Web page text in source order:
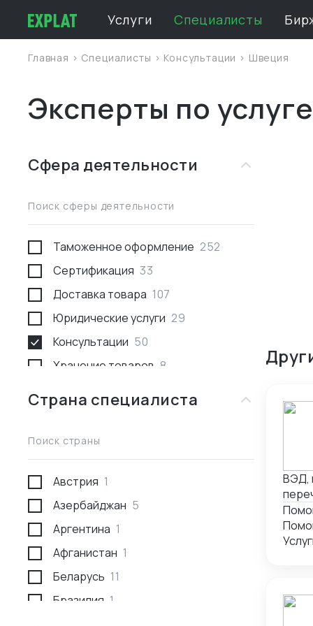
Услуги Специалисты
Главная > Специалисты > Консультации > Швеция
Эксперты по
Сфера деятельности
Поиск сферы деятельности
Таможенное оформление 252
Сертификация 33
Доставка товара 107
Юридические услуги 29
Консультации 50
Хранение товаров 8
Проведение переговоров
Сотрудники за границей 9
Разработка и производство
Проверка поставщика
Участие в выставках
Анализ рынка
Консалтинг по интеллектуальной
собственности
Страна специалиста
Поиск страны
Австрия 1
Азербайджан 5
Аргентина 1
Афганистан 1
Беларусь 11
Бразилия 1
ВЭД,
на